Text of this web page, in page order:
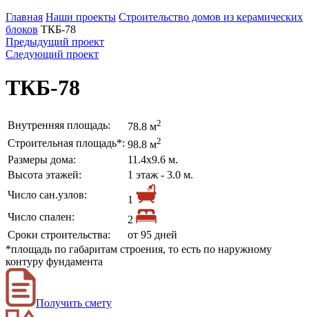
Главная Наши проекты Строительство домов из керамических
блоков ТКБ-78
Предыдущий проект
Следующий проект
ТКБ-78
Внутренняя площадь: 78.8 м2
Строительная площадь*: 98.8 м2
Размеры дома:
11.4х9.6 м.
Высота этажей:
1 этаж - 3.0 м.
Число сан.узлов:
1
Число спален:
2
Сроки строительства:
от 95 дней
*площадь по габаритам строения, то есть по наружному
контуру фундамента
Получить смету